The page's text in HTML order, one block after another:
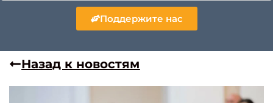
Поддержите нас
Назад к новостям